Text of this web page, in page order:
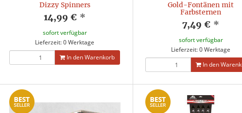
Dizzy Spinners
14,99 € *
sofort verfügbar
Lieferzeit: 0 Werktage
In den Warenkorb
Gold-Fontänen mit
Farbsternen
7,49 € *
sofort verfügbar
Lieferzeit: 0 Werktage
In den